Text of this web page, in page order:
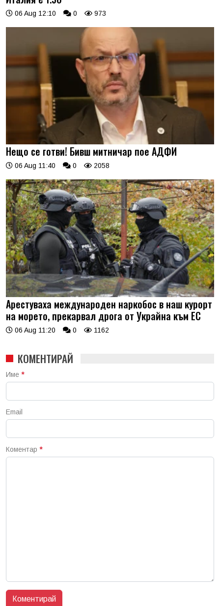
06 Aug 12:10 0 973
Нещо се готви! Бивш митничар пое АДФИ
06 Aug 11:40 0 2058
Арестуваха международен наркобос в наш курорт
на морето, прекарвал дрога от Украйна към ЕС
06 Aug 11:20 0 1162
КОМЕНТИРАЙ
Име *
Email
Коментар *